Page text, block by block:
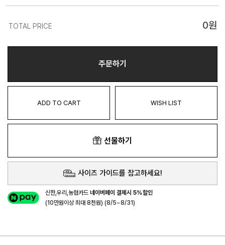
TOTAL PRICE 0원
주문하기
ADD TO CART WISH LIST
선물하기
사이즈 가이드를 참고하세요!
신한,우리,농협카드네이버페이 결제시 5%할인
(10만원이상 최대 8천원) (8/5~8/31)